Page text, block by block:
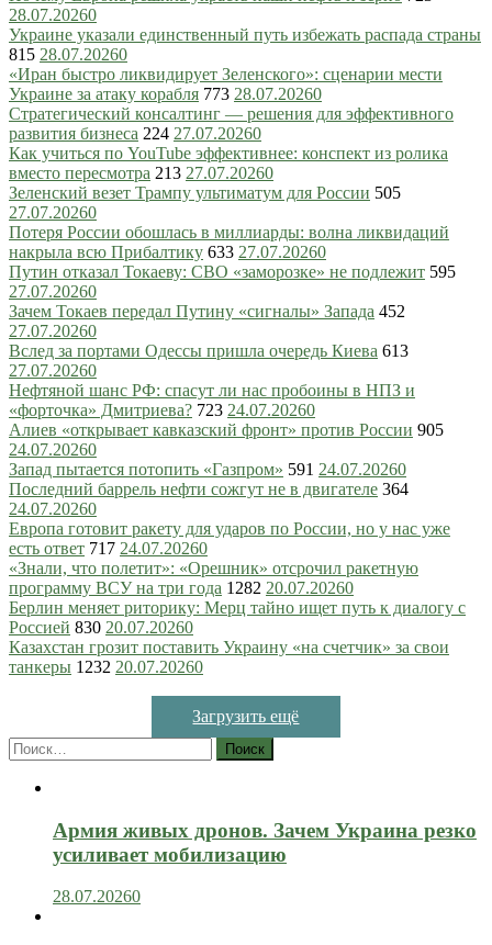
28.07.20260
Украине указали единственный путь избежать распада страны
815 28.07.20260
«Иран быстро ликвидирует Зеленского»: сценарии мести
Украине за атаку корабля 773 28.07.20260
Стратегический консалтинг — решения для эффективного
развития бизнеса 224 27.07.20260
Как учиться по YouTube эффективнее: конспект из ролика
вместо пересмотра 213 27.07.20260
Зеленский везет Трампу ультиматум для России 505
27.07.20260
Потеря России обошлась в миллиарды: волна ликвидаций
накрыла всю Прибалтику 633 27.07.20260
Путин отказал Токаеву: СВО «заморозке» не подлежит 595
27.07.20260
Зачем Токаев передал Путину «сигналы» Запада 452
27.07.20260
Вслед за портами Одессы пришла очередь Киева 613
27.07.20260
Нефтяной шанс РФ: спасут ли нас пробоины в НПЗ и
«форточка» Дмитриева? 723 24.07.20260
Алиев «открывает кавказский фронт» против России 905
24.07.20260
Запад пытается потопить «Газпром» 591 24.07.20260
Последний баррель нефти сожгут не в двигателе 364
24.07.20260
Европа готовит ракету для ударов по России, но у нас уже
есть ответ 717 24.07.20260
«Знали, что полетит»: «Орешник» отсрочил ракетную
программу ВСУ на три года 1282 20.07.20260
Берлин меняет риторику: Мерц тайно ищет путь к диалогу с
Россией 830 20.07.20260
Казахстан грозит поставить Украину «на счетчик» за свои
танкеры 1232 20.07.20260
Загрузить ещё
Найти:
Армия живых дронов. Зачем Украина резко
усиливает мобилизацию
28.07.20260